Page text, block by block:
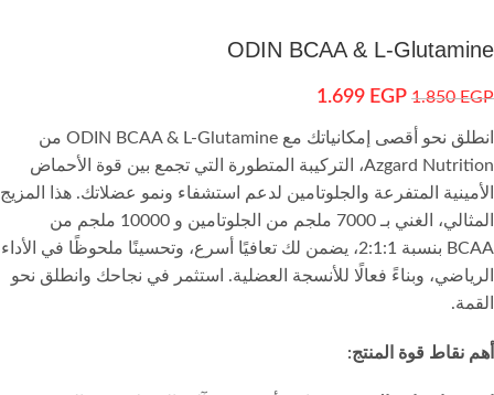
ODIN BCAA & L-Glutamine
1.850EGP
1.699 EGP
انطلق نحو أقصى إمكانياتك مع ODIN BCAA & L-Glutamine من
Azgard Nutrition، التركيبة المتطورة التي تجمع بين قوة الأحماض
الأمينية المتفرعة والجلوتامين لدعم استشفاء ونمو عضلاتك. هذا المزيج
المثالي، الغني بـ 7000 ملجم من الجلوتامين و 10000 ملجم من
BCAA بنسبة 2:1:1، يضمن لك تعافيًا أسرع، وتحسينًا ملحوظًا في الأداء
الرياضي، وبناءً فعالًا للأنسجة العضلية. استثمر في نجاحك وانطلق نحو
القمة.
أهم نقاط قوة المنتج: